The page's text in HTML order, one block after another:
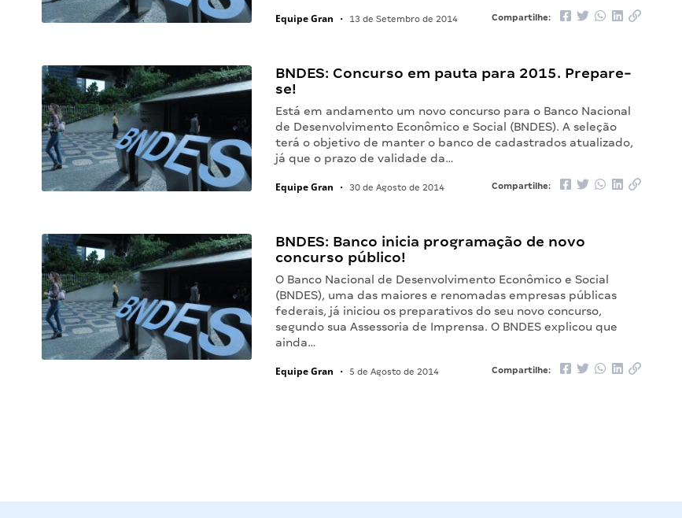
Equipe Gran • 13 de Setembro de 2014 Compartilhe:
BNDES: Concurso em pauta para 2015. Prepare-
se!
Está em andamento um novo concurso para o Banco Nacional
de Desenvolvimento Econômico e Social (BNDES). A seleção
terá o objetivo de manter o banco de cadastrados atualizado,
já que o prazo de validade da…
Equipe Gran • 30 de Agosto de 2014 Compartilhe:
BNDES: Banco inicia programação de novo
concurso público!
O Banco Nacional de Desenvolvimento Econômico e Social
(BNDES), uma das maiores e renomadas empresas públicas
federais, já iniciou os preparativos do seu novo concurso,
segundo sua Assessoria de Imprensa. O BNDES explicou que
ainda…
Equipe Gran • 5 de Agosto de 2014 Compartilhe: